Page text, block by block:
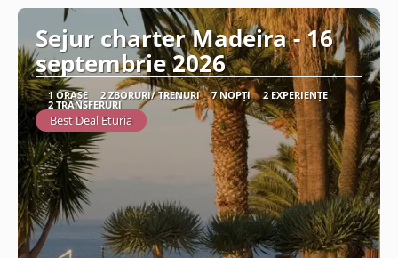
Sejur charter Madeira - 16
septembrie 2026
1 ORAȘE 2 ZBORURI/ TRENURI 7 NOPȚI 2 EXPERIENȚE
2 TRANSFERURI
Best Deal Eturia